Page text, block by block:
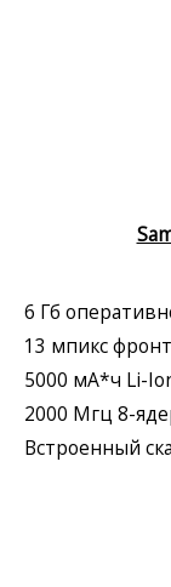
6 Гб
13 мпикс
5000 мА*ч Li-
2000 Мгц 8-
Встроенный